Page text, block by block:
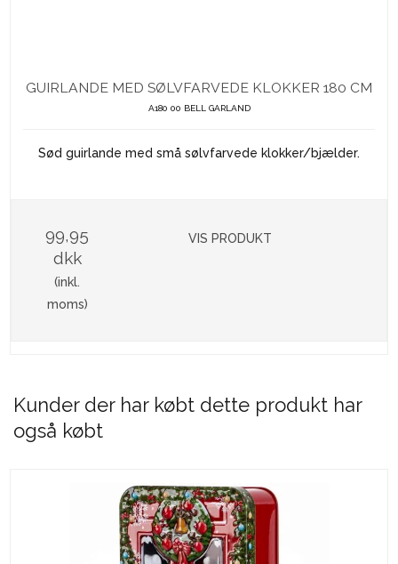
GUIRLANDE MED SØLVFARVEDE KLOKKER 180 CM
A180 00 BELL GARLAND
Sød guirlande med små sølvfarvede klokker/bjælder.
99,95
dkk
(inkl.
moms)
VIS PRODUKT
Kunder der har købt dette produkt har
også købt